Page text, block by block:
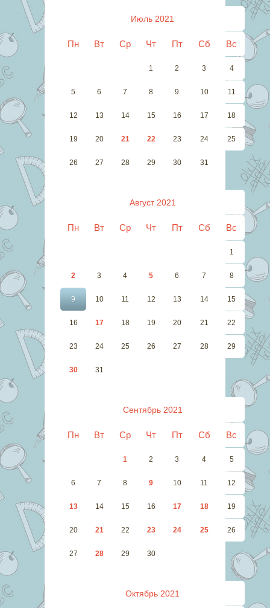
Июль 2021
Пн Вт Ср Чт Пт Сб Вс
1 2 3 4
5 6 7 8 9 10 11
12 13 14 15 16 17 18
19 20 21 22 23 24 25
26 27 28 29 30 31
Август 2021
Пн Вт Ср Чт Пт Сб Вс
1
2 3 4 5 6 7 8
9 10 11 12 13 14 15
16 17 18 19 20 21 22
23 24 25 26 27 28 29
30 31
Сентябрь 2021
Пн Вт Ср Чт Пт Сб Вс
1 2 3 4 5
6 7 8 9 10 11 12
13 14 15 16 17 18 19
20 21 22 23 24 25 26
27 28 29 30
Октябрь 2021